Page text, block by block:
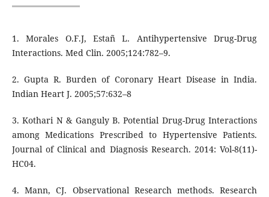
1. Morales O.F.J, Estañ L. Antihypertensive Drug-Drug
Interactions. Med Clin. 2005;124:782–9.
2. Gupta R. Burden of Coronary Heart Disease in India.
Indian Heart J. 2005;57:632–8
3. Kothari N & Ganguly B. Potential Drug-Drug Interactions
among Medications Prescribed to Hypertensive Patients.
Journal of Clinical and Diagnosis Research. 2014: Vol-8(11)-
HC04.
4. Mann, CJ. Observational Research methods. Research